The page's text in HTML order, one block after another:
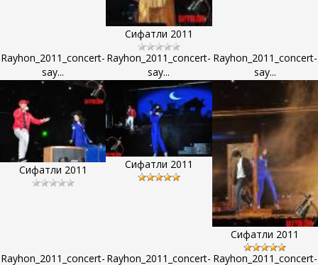
Сифатли 2011
Rayhon_2011_concert-
say...
Сифатли 2011
Rayhon_2011_concert-
say...
Сифатли 2011
Rayhon_2011_concert-
say...
Сифатли 2011
Rayhon_2011_concert- Rayhon_2011_concert- Rayhon_2011_concert-